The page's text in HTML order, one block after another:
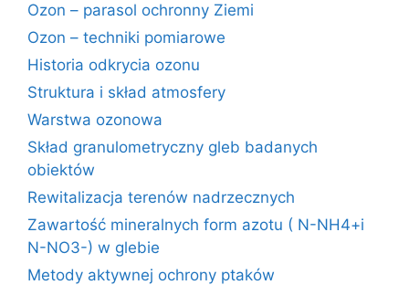
Ozon – parasol ochronny Ziemi
Ozon – techniki pomiarowe
Historia odkrycia ozonu
Struktura i skład atmosfery
Warstwa ozonowa
Skład granulometryczny gleb badanych
obiektów
Rewitalizacja terenów nadrzecznych
Zawartość mineralnych form azotu ( N-NH4+i
N-NO3-) w glebie
Metody aktywnej ochrony ptaków